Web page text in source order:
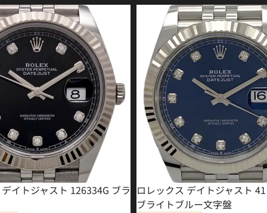
イトジャスト 126334G ブラ ロレックス デイトジャスト
ブライトブルー文字盤